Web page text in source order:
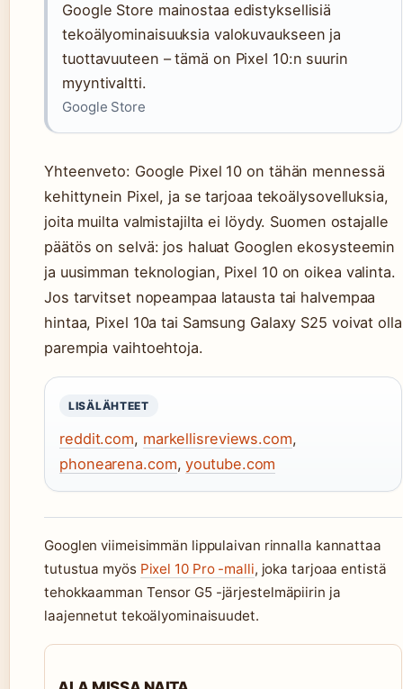
Google Store mainostaa edistyksellisiä
tekoälyominaisuuksia valokuvaukseen ja
tuottavuuteen – tämä on Pixel 10:n suurin
myyntivaltti.
Google Store
Yhteenveto: Google Pixel 10 on tähän mennessä
kehittynein Pixel, ja se tarjoaa tekoälysovelluksia,
joita muilta valmistajilta ei löydy. Suomen ostajalle
päätös on selvä: jos haluat Googlen ekosysteemin
ja uusimman teknologian, Pixel 10 on oikea valinta.
Jos tarvitset nopeampaa latausta tai halvempaa
hintaa, Pixel 10a tai Samsung Galaxy S25 voivat olla
parempia vaihtoehtoja.
LISÄLÄHTEET
reddit.com, markellisreviews.com,
phonearena.com,youtube.com
Googlen viimeisimmän lippulaivan rinnalla kannattaa
tutustua myös Pixel 10 Pro -malli, joka tarjoaa entistä
tehokkaamman Tensor G5 -järjestelmäpiirin ja
laajennetut tekoälyominaisuudet.